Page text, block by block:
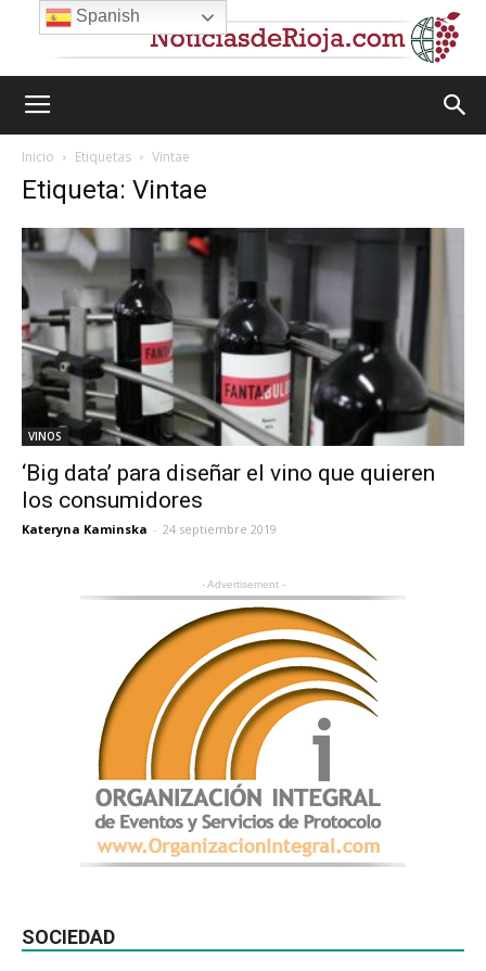
Inicio Etiquetas Vintae
Etiqueta: Vintae
VINOS
‘Big data’ para diseñar el vino que quieren
los consumidores
Kateryna Kaminska - 24 septiembre 2019
- Advertisement -
SOCIEDAD
Spanish